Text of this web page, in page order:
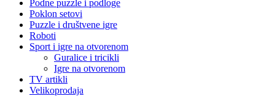
Podne puzzle i podloge
Poklon setovi
Puzzle i društvene igre
Roboti
Sport i igre na otvorenom
Guralice i tricikli
Igre na otvorenom
TV artikli
Velikoprodaja